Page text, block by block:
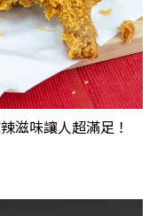
滋味讓人超滿足！